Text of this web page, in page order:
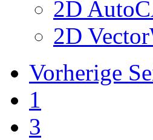
2D
2D
Vorherige
1
3